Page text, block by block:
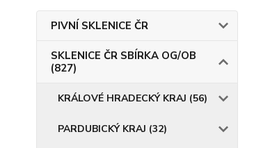
PIVNÍ SKLENICE ČR
SKLENICE ČR SBÍRKA OG/OB
(827)
KRÁLOVÉ HRADECKÝ KRAJ (56)
PARDUBICKÝ KRAJ (32)